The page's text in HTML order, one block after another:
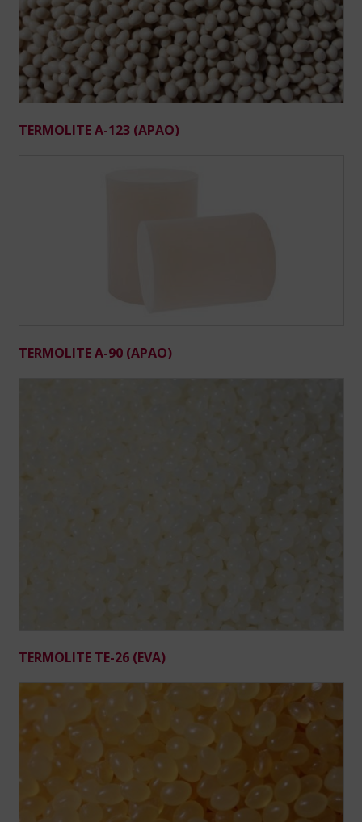
TERMOLITE A-123 (APAO)
TERMOLITE A-90 (APAO)
TERMOLITE TE-26 (EVA)